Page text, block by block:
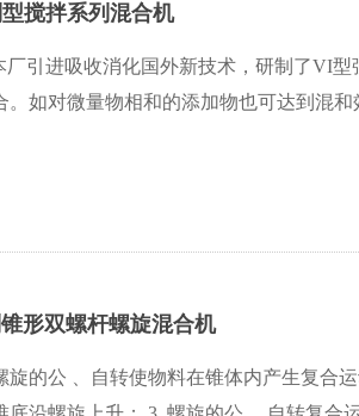
搅拌系列混合机
厂引进吸收消化国外新技术，研制了VI
。如对微量物相和的添加物也可达到混和
形双螺杆螺旋混合机
旋的公 、自转使物料在锥体内产生复合